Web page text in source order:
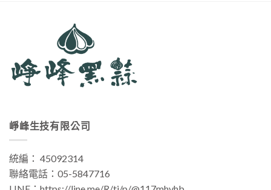
崢峰生技有限公司
統編： 45092314
聯絡電話： 05-5847716